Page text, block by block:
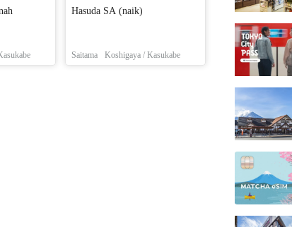
Hasuda SA (naik)
Saitama Koshigaya / Kasukabe